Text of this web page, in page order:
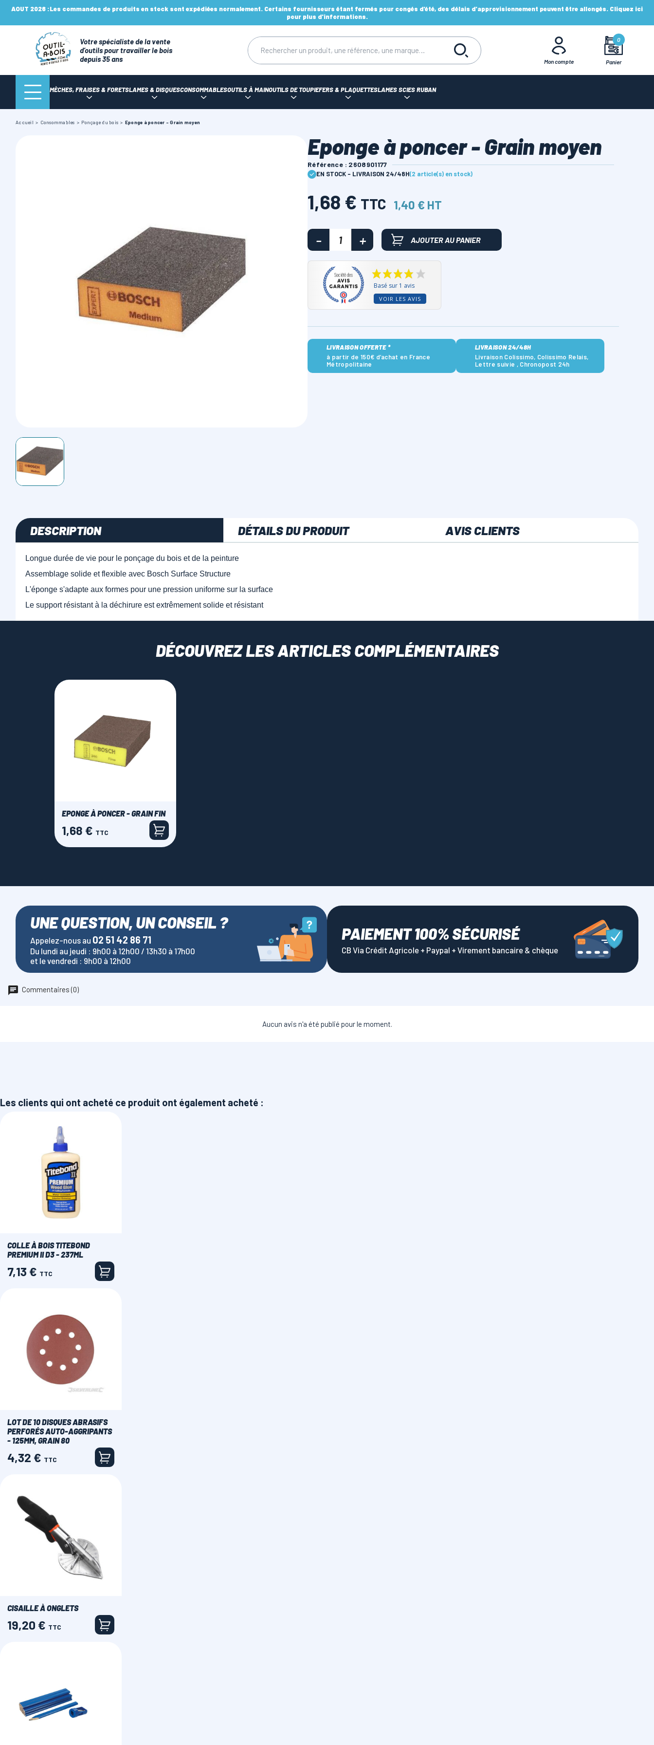
AOUT 2026 :Les commandes de produits en stock sont expédiées normalement. Certains fournisseurs étant fermés pour congés d'été, des délais d'approvisionnement peuvent être allongés. Cliquez ici
pour plus d'informations.
Votre spécialiste de la vente
d’outils pour travailler le bois
depuis 35 ans
Mon compte Panier
0
MÈCHES, FRAISES & FORETSLAMES & DISQUESCONSOMMABLESOUTILS À MAINOUTILS DE TOUPIEFERS & PLAQUETTESLAMES SCIES RUBAN
Accueil Consommables Ponçage du bois Eponge à poncer - Grain moyen
Eponge à poncer - Grain moyen
Référence : 2608901177
EN STOCK - LIVRAISON 24/48H(2 article(s) en stock)
1,68 € TTC 1,40 € HT
AJOUTER AU PANIER
Basé sur 1 avis
VOIR LES AVIS
LIVRAISON OFFERTE *
à partir de 150€ d’achat en France
Métropolitaine
LIVRAISON 24/48H
Livraison Colissimo, Colissimo Relais,
Lettre suivie , Chronopost 24h
DESCRIPTION DÉTAILS DU PRODUIT AVIS CLIENTS
Longue durée de vie pour le ponçage du bois et de la peinture
Assemblage solide et flexible avec Bosch Surface Structure
L'éponge s'adapte aux formes pour une pression uniforme sur la surface
Le support résistant à la déchirure est extrêmement solide et résistant
DÉCOUVREZ LES ARTICLES COMPLÉMENTAIRES
EPONGE À PONCER - GRAIN FIN
Prix
1,68 € TTC
UNE QUESTION, UN CONSEIL ?
Appelez-nous au 02 51 42 86 71
Du lundi au jeudi : 9h00 à 12h00 / 13h30 à 17h00
et le vendredi : 9h00 à 12h00
PAIEMENT 100% SÉCURISÉ
CB Via Crédit Agricole + Paypal + Virement bancaire & chèque
Commentaires (0)
Aucun avis n'a été publié pour le moment.
Les clients qui ont acheté ce produit ont également acheté :
COLLE À BOIS TITEBOND
PREMIUM II D3 - 237ML
Prix
7,13 € TTC
LOT DE 10 DISQUES ABRASIFS
PERFORÉS AUTO-AGGRIPANTS
- 125MM, GRAIN 80
Prix
4,32 € TTC
CISAILLE À ONGLETS
Prix
19,20 € TTC